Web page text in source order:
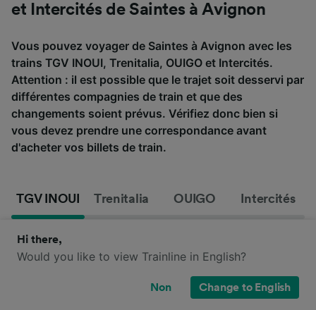
et Intercités de Saintes à Avignon
Vous pouvez voyager de Saintes à Avignon avec les
trains TGV INOUI, Trenitalia, OUIGO et Intercités.
Attention : il est possible que le trajet soit desservi par
différentes compagnies de train et que des
changements soient prévus. Vérifiez donc bien si
vous devez prendre une correspondance avant
d'acheter vos billets de train.
TGV INOUI Trenitalia OUIGO Intercités
Hi there,
Would you like to view Trainline in English?
Non Change to English